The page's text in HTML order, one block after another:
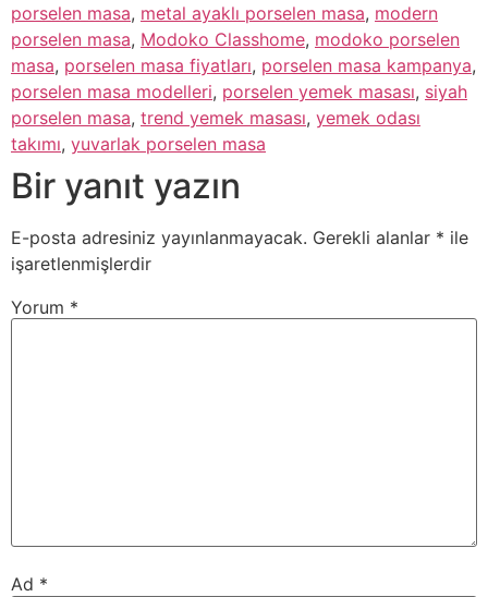
porselen masa, metal ayaklı porselen masa, modern
porselen masa, Modoko Classhome, modoko porselen
masa, porselen masa fiyatları, porselen masa kampanya,
porselen masa modelleri, porselen yemek masası, siyah
porselen masa, trend yemek masası, yemek odası
takımı, yuvarlak porselen masa
Bir yanıt yazın
E-posta adresiniz yayınlanmayacak. Gerekli alanlar * ile
işaretlenmişlerdir
Yorum *
Ad *